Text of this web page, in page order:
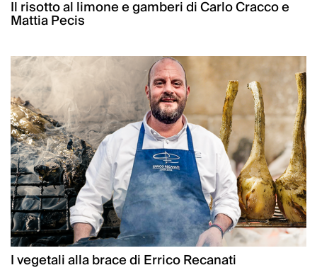
Il risotto al limone e gamberi di Carlo Cracco e
Mattia Pecis
I vegetali alla brace di Errico Recanati